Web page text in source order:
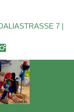
7 |